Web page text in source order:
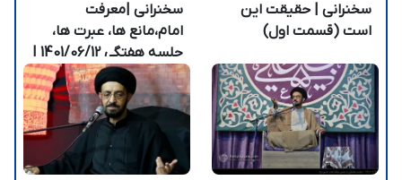
سخنرانی | حقیقت این
است (قسمت اول)
سخنرانی |معرفت
امام،مانع ها، عبرت ها،
جلسه هفتگی 1401/06/12 |
حجت الاسلام احمدی